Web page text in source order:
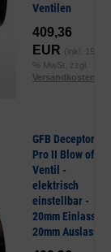
Ventilen
409,36
EUR (inkl. 19
% MwSt. zzgl.
Versandkosten
GFB Deceptor
Pro II Blow off
Ventil -
elektrisch
einstellbar -
20mm Einlass,
20mm Auslass